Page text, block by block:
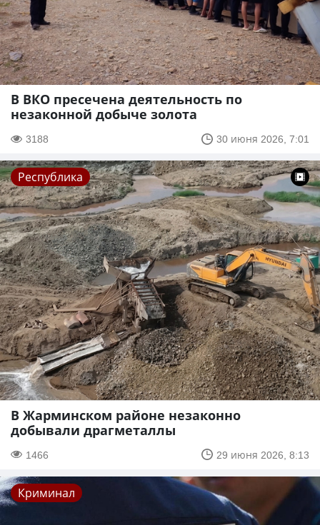
В ВКО пресечена деятельность по
незаконной добыче золота
3188 30 июня 2026, 7:01
Республика
В Жарминском районе незаконно
добывали драгметаллы
1466 29 июня 2026, 8:13
Криминал